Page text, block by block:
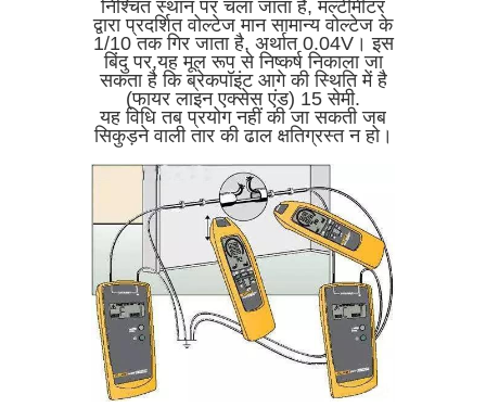
निश्चित स्थान पर चला जाता है, मल्टीमीटर
द्वारा प्रदर्शित वोल्टेज मान सामान्य वोल्टेज के
1/10 तक गिर जाता है, अर्थात 0.04V। इस
बिंदु पर,यह मूल रूप से निष्कर्ष निकाला जा
सकता है कि ब्रेकपॉइंट आगे की स्थिति में है
(फायर लाइन एक्सेस एंड) 15 सेमी.
यह विधि तब प्रयोग नहीं की जा सकती जब
सिकुड़ने वाली तार की ढाल क्षतिग्रस्त न हो।